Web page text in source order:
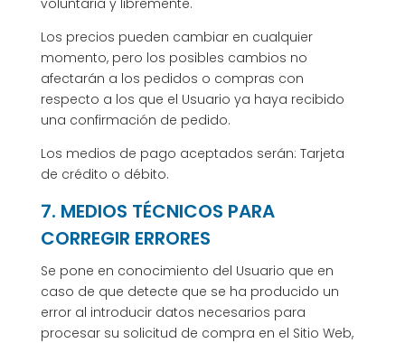
voluntaria y libremente.
Los precios pueden cambiar en cualquier
momento, pero los posibles cambios no
afectarán a los pedidos o compras con
respecto a los que el Usuario ya haya recibido
una confirmación de pedido.
Los medios de pago aceptados serán: Tarjeta
de crédito o débito.
7. MEDIOS TÉCNICOS PARA
CORREGIR ERRORES
Se pone en conocimiento del Usuario que en
caso de que detecte que se ha producido un
error al introducir datos necesarios para
procesar su solicitud de compra en el Sitio Web,